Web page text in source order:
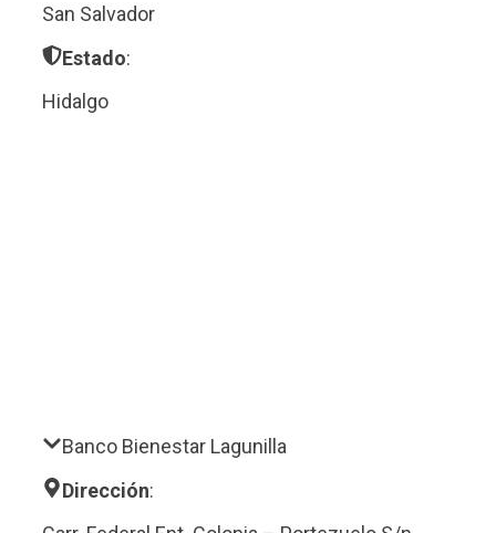
San Salvador
Estado:
Hidalgo
Banco Bienestar Lagunilla
Dirección: